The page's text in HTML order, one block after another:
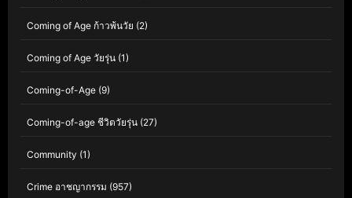
Coming of Age ก้าวพ้นวัย (2)
Coming of Age วัยรุ่น (1)
Coming-of-Age (9)
Coming-of-age ชีวิตวัยรุ่น (27)
Community (1)
Crime อาชญากรรม (957)